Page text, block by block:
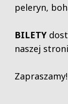
peleryn,
BILETY
naszej
Zapraszamy!